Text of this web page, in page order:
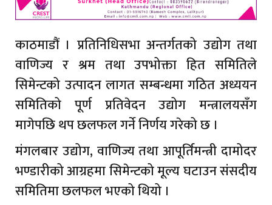
काठमाडौं । प्रतिनिधिसभा अन्तर्गतको उद्योग तथा
वाणिज्य र श्रम तथा उपभोक्ता हित समितिले
सिमेन्टको उत्पादन लागत सम्बन्धमा गठित अध्ययन
समितिको पूर्ण प्रतिवेदन उद्योग मन्त्रालयसँग
मागेपछि थप छलफल गर्ने निर्णय गरेको छ ।
मंगलबार उद्योग, वाणिज्य तथा आपूर्तिमन्त्री दामोदर
भण्डारीको आग्रहमा सिमेन्टको मूल्य घटाउन संसदीय
समितिमा छलफल भएको थियो ।